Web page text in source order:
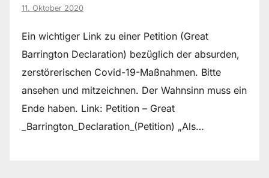
11. Oktober 2020
Ein wichtiger Link zu einer Petition (Great
Barrington Declaration) bezüglich der absurden,
zerstörerischen Covid-19-Maßnahmen. Bitte
ansehen und mitzeichnen. Der Wahnsinn muss ein
Ende haben. Link: Petition – Great
_Barrington_Declaration_(Petition) „Als…